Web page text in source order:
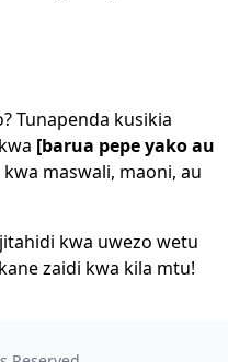
Tunapenda kusikia
[barua pepe yako au
kwa maswali, maoni, au
kwa uwezo wetu
zaidi kwa kila mtu!